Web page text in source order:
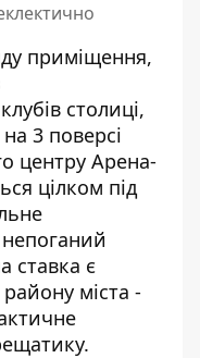
приміщення,
столиці,
3 поверсі
центру Арена-
цілком під
ставка є
міста -